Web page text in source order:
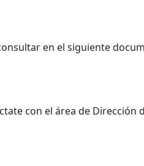
en el siguiente
con el área de Dirección